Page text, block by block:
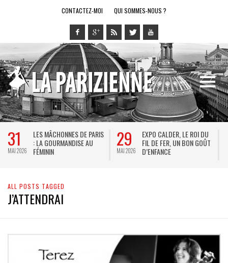
CONTACTEZ-MOI QUI SOMMES-NOUS ?
31
MAI 2026
LES MÂCHONNES DE PARIS
: LA GOURMANDISE AU
FÉMININ
29
MAI 2026
EXPO CALDER, LE ROI DU
FIL DE FER, UN BON GOÛT
D’ENFANCE
ALL POSTS TAGGED
J’ATTENDRAI